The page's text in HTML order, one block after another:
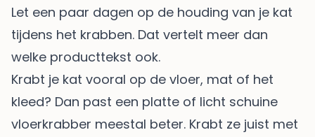
Let een paar dagen op de houding van je kat
tijdens het krabben. Dat vertelt meer dan
welke producttekst ook.
Krabt je kat vooral op de vloer, mat of het
kleed? Dan past een platte of licht schuine
vloerkrabber meestal beter. Krabt ze juist met